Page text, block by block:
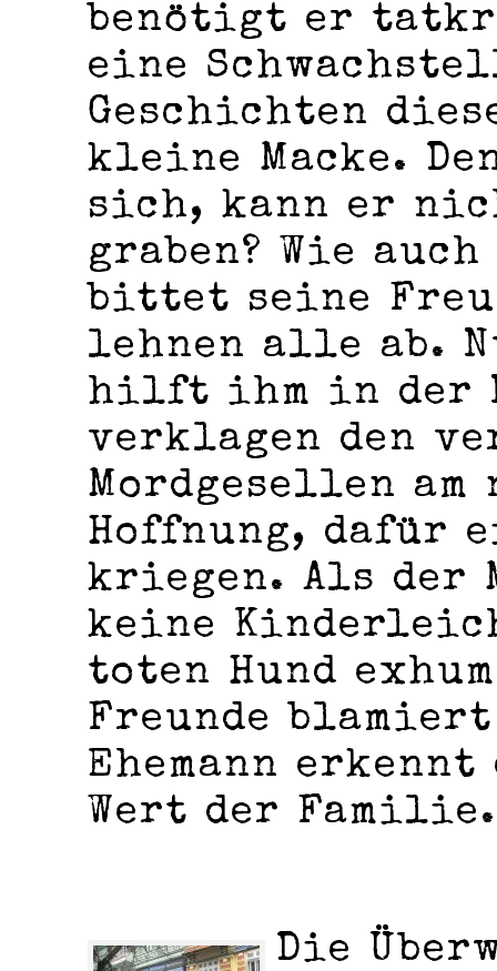
benötigt er
eine
Geschichten
kleine Macke.
sich, kann er
graben? Wie
bittet seine
lehnen alle ab.
hilft ihm in der
verklagen den
Mordgesellen
Hoffnung, dafür
kriegen. Als der
keine
toten Hund
Freunde
Ehemann
Wert der Familie.
Die